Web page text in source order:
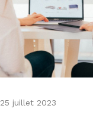
25 juillet 2023